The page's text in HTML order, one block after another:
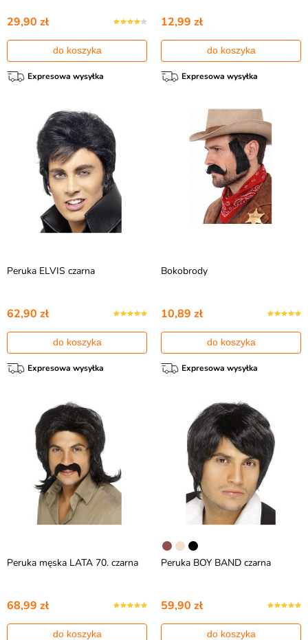
29,90 zł
do koszyka
Expresowa wysyłka
12,99 zł
do koszyka
Expresowa wysyłka
Peruka ELVIS czarna
62,90 zł
do koszyka
Expresowa wysyłka
Bokobrody
10,89 zł
do koszyka
Expresowa wysyłka
Peruka męska LATA 70. czarna
68,99 zł
do koszyka
Peruka BOY BAND czarna
59,90 zł
do koszyka